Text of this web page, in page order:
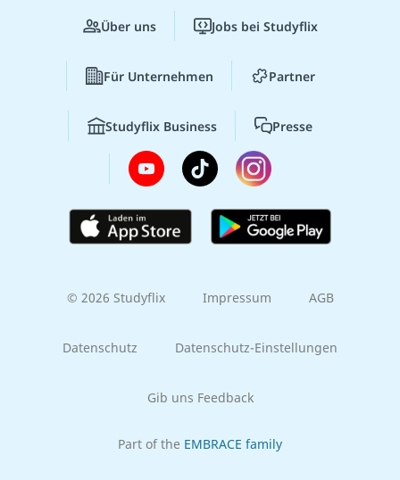
Über uns Jobs bei Studyflix
Für Unternehmen Partner
Studyflix Business Presse
© 2026 Studyflix Impressum AGB
Datenschutz Datenschutz-Einstellungen
Gib uns Feedback
Part of the EMBRACE family